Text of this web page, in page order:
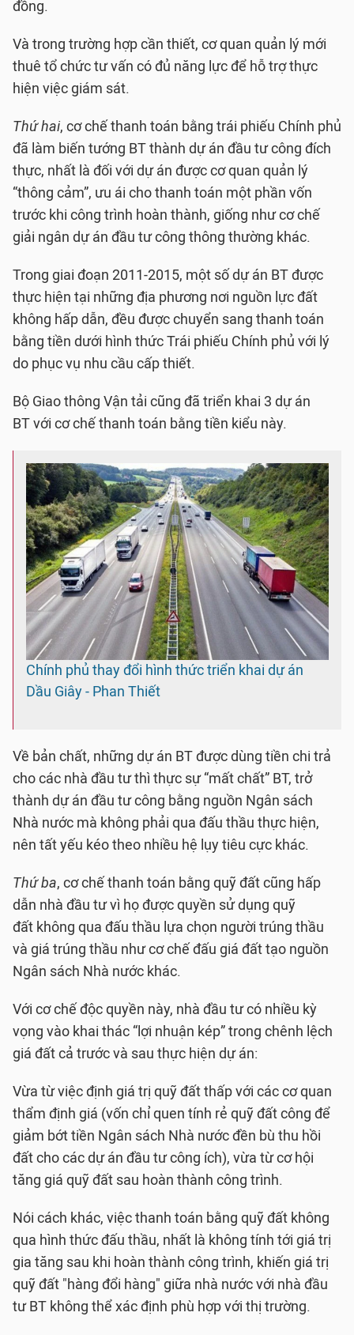
đồng.
Và trong trường hợp cần thiết, cơ quan quản lý mới
thuê tổ chức tư vấn có đủ năng lực để hỗ trợ thực
hiện việc giám sát.
Thứ hai, cơ chế thanh toán bằng trái phiếu Chính phủ
đã làm biến tướng BT thành dự án đầu tư công đích
thực, nhất là đối với dự án được cơ quan quản lý
“thông cảm”, ưu ái cho thanh toán một phần vốn
trước khi công trình hoàn thành, giống như cơ chế
giải ngân dự án đầu tư công thông thường khác.
Trong giai đoạn 2011-2015, một số dự án BT được
thực hiện tại những địa phương nơi nguồn lực đất
không hấp dẫn, đều được chuyển sang thanh toán
bằng tiền dưới hình thức Trái phiếu Chính phủ với lý
do phục vụ nhu cầu cấp thiết.
Bộ Giao thông Vận tải cũng đã triển khai 3 dự án
BT với cơ chế thanh toán bằng tiền kiểu này.
Chính phủ thay đổi hình thức triển khai dự án
Dầu Giây - Phan Thiết
Về bản chất, những dự án BT được dùng tiền chi trả
cho các nhà đầu tư thì thực sự “mất chất” BT, trở
thành dự án đầu tư công bằng nguồn Ngân sách
Nhà nước mà không phải qua đấu thầu thực hiện,
nên tất yếu kéo theo nhiều hệ lụy tiêu cực khác.
Thứ ba, cơ chế thanh toán bằng quỹ đất cũng hấp
dẫn nhà đầu tư vì họ được quyền sử dụng quỹ
đất không qua đấu thầu lựa chọn người trúng thầu
và giá trúng thầu như cơ chế đấu giá đất tạo nguồn
Ngân sách Nhà nước khác.
Với cơ chế độc quyền này, nhà đầu tư có nhiều kỳ
vọng vào khai thác “lợi nhuận kép” trong chênh lệch
giá đất cả trước và sau thực hiện dự án:
Vừa từ việc định giá trị quỹ đất thấp với các cơ quan
thẩm định giá (vốn chỉ quen tính rẻ quỹ đất công để
giảm bớt tiền Ngân sách Nhà nước đền bù thu hồi
đất cho các dự án đầu tư công ích), vừa từ cơ hội
tăng giá quỹ đất sau hoàn thành công trình.
Nói cách khác, việc thanh toán bằng quỹ đất không
qua hình thức đấu thầu, nhất là không tính tới giá trị
gia tăng sau khi hoàn thành công trình, khiến giá trị
quỹ đất "hàng đổi hàng" giữa nhà nước với nhà đầu
tư BT không thể xác định phù hợp với thị trường.